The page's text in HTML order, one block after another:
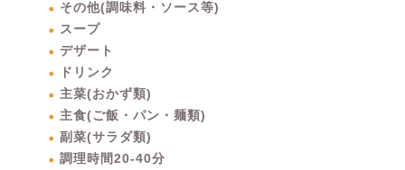
その他(調味料・ソース等)
スープ
デザート
ドリンク
主菜(おかず類)
主食(ご飯・パン・麺類)
副菜(サラダ類)
調理時間20-40分